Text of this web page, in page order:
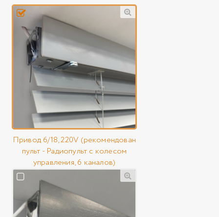
Привод 6/18, 220V (рекомендован
пульт - Радиопульт с колесом
управления, 6 каналов)